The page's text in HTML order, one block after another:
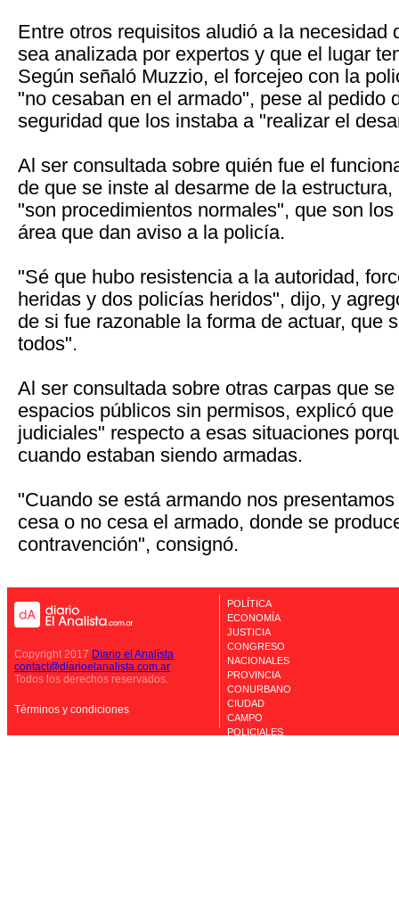
Entre otros requisitos aludió a la necesidad
sea analizada por expertos y que el lugar
Según señaló Muzzio, el forcejeo con la
"no cesaban en el armado", pese al pedido
seguridad que los instaba a "realizar el
Al ser consultada sobre quién fue el
de que se inste al desarme de la
"son procedimientos normales", que son
área que dan aviso a la policía.
"Sé que hubo resistencia a la autoridad,
heridas y dos policías heridos", dijo, y
de si fue razonable la forma de actuar, que
todos".
Al ser consultada sobre otras carpas que
espacios públicos sin permisos, explicó
judiciales" respecto a esas situaciones
cuando estaban siendo armadas.
"Cuando se está armando nos
cesa o no cesa el armado, donde se
contravención", consignó.
Copyright 2017 Diario el Analísta
contact@diarioelanalista.com.ar
Todos los derechos reservados.
Términos y condiciones
POLÍTICA
ECONOMÍA
JUSTICIA
CONGRESO
NACIONALES
PROVINCIA
CONURBANO
CIUDAD
CAMPO
POLICIALES